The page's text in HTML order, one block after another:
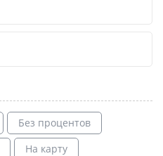
Без процентов
На карту